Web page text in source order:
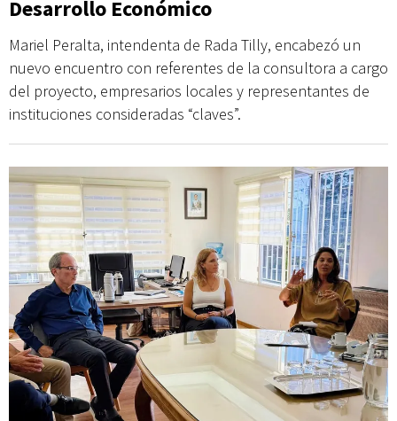
Desarrollo Económico
Mariel Peralta, intendenta de Rada Tilly, encabezó un
nuevo encuentro con referentes de la consultora a cargo
del proyecto, empresarios locales y representantes de
instituciones consideradas “claves”.